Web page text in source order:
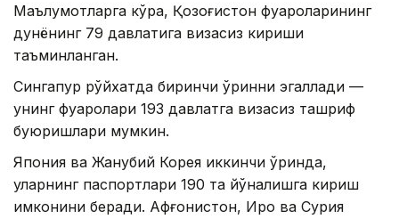
Маълумотларга кўра, Қозоғистон фуқароларининг
дунёнинг 79 давлатига визасиз кириши
таъминланган.
Сингапур рўйхатда биринчи ўринни эгаллади —
унинг фуқаролари 193 давлатга визасиз ташриф
буюришлари мумкин.
Япония ва Жанубий Корея иккинчи ўринда,
уларнинг паспортлари 190 та йўналишга кириш
имконини беради. Афғонистон, Ироқ ва Сурия